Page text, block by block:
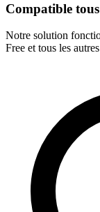
Compatible
Notre solution
Free et tous les